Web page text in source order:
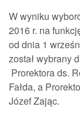
W wyniku
2016 r. na
od dnia 1
został wybrany
Prorektora ds.
Fałda, a
Józef Zając.